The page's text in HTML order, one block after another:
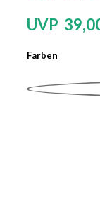
UVP
Farben